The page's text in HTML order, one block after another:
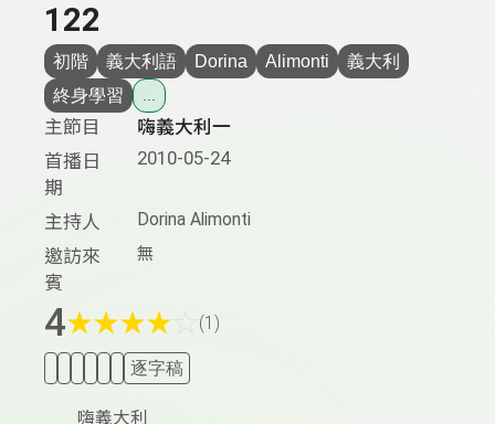
122
初階 義大利語 Dorina Alimonti
義大利
終身學習
...
主節目
嗨義大利一
首播日
期
2010-05-24
主持人 Dorina Alimonti
邀訪來
賓
無
4★★★★ (1)
逐字稿
嗨義大利